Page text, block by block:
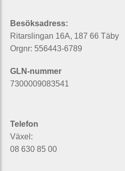
Besöksadress:
Ritarslingan 16A, 187 66 Täby
Orgnr: 556443-6789
GLN-nummer
7300009083541
Telefon
Växel:
08 630 85 00